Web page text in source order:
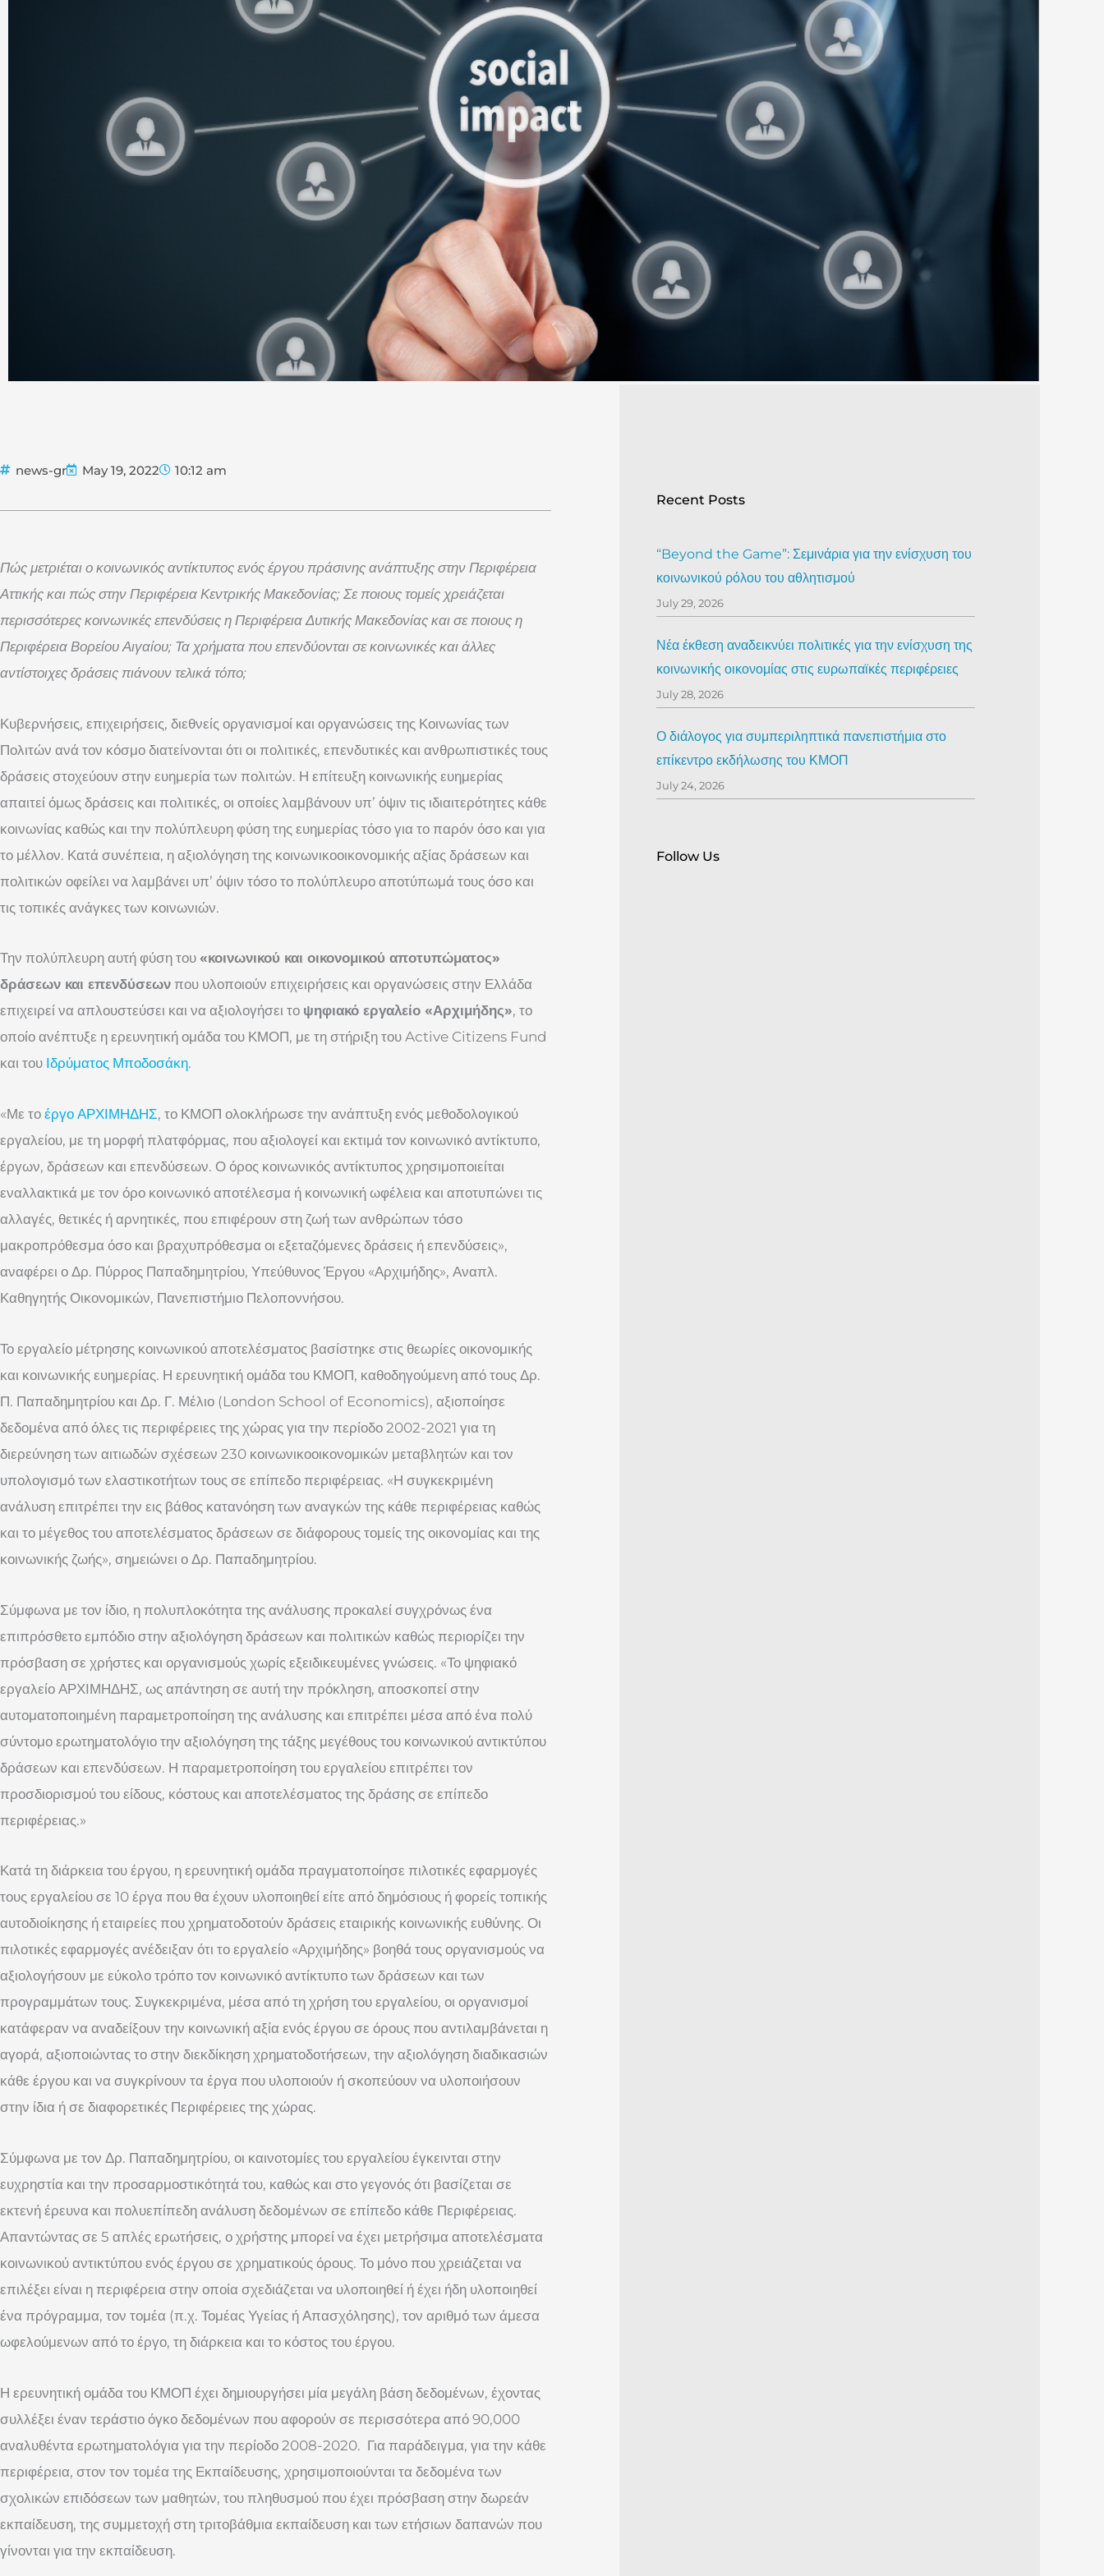
news-gr May 19, 2022 10:12 am
Πώς μετριέται ο κοινωνικός αντίκτυπος ενός έργου πράσινης ανάπτυξης στην Περιφέρεια
Αττικής και πώς στην Περιφέρεια Κεντρικής Μακεδονίας; Σε ποιους τομείς χρειάζεται
περισσότερες κοινωνικές επενδύσεις η Περιφέρεια Δυτικής Μακεδονίας και σε ποιους η
Περιφέρεια Βορείου Αιγαίου; Τα χρήματα που επενδύονται σε κοινωνικές και άλλες
αντίστοιχες δράσεις πιάνουν τελικά τόπο;
Κυβερνήσεις, επιχειρήσεις, διεθνείς οργανισμοί και οργανώσεις της Κοινωνίας των
Πολιτών ανά τον κόσμο διατείνονται ότι οι πολιτικές, επενδυτικές και ανθρωπιστικές τους
δράσεις στοχεύουν στην ευημερία των πολιτών. Η επίτευξη κοινωνικής ευημερίας
απαιτεί όμως δράσεις και πολιτικές, οι οποίες λαμβάνουν υπ’ όψιν τις ιδιαιτερότητες κάθε
κοινωνίας καθώς και την πολύπλευρη φύση της ευημερίας τόσο για το παρόν όσο και για
το μέλλον. Κατά συνέπεια, η αξιολόγηση της κοινωνικοοικονομικής αξίας δράσεων και
πολιτικών οφείλει να λαμβάνει υπ’ όψιν τόσο το πολύπλευρο αποτύπωμά τους όσο και
τις τοπικές ανάγκες των κοινωνιών.
Την πολύπλευρη αυτή φύση του «κοινωνικού και οικονομικού αποτυπώματος»
δράσεων και επενδύσεων που υλοποιούν επιχειρήσεις και οργανώσεις στην Ελλάδα
επιχειρεί να απλουστεύσει και να αξιολογήσει το ψηφιακό εργαλείο «Αρχιμήδης», το
οποίο ανέπτυξε η ερευνητική ομάδα του ΚΜΟΠ, με τη στήριξη του Active Citizens Fund
και του Ιδρύματος Μποδοσάκη.
«Με το έργο ΑΡΧΙΜΗΔΗΣ, το ΚΜΟΠ ολοκλήρωσε την ανάπτυξη ενός μεθοδολογικού
εργαλείου, με τη μορφή πλατφόρμας, που αξιολογεί και εκτιμά τον κοινωνικό αντίκτυπο,
έργων, δράσεων και επενδύσεων. Ο όρος κοινωνικός αντίκτυπος χρησιμοποιείται
εναλλακτικά με τον όρο κοινωνικό αποτέλεσμα ή κοινωνική ωφέλεια και αποτυπώνει τις
αλλαγές, θετικές ή αρνητικές, που επιφέρουν στη ζωή των ανθρώπων τόσο
μακροπρόθεσμα όσο και βραχυπρόθεσμα οι εξεταζόμενες δράσεις ή επενδύσεις»,
αναφέρει ο Δρ. Πύρρος Παπαδημητρίου, Υπεύθυνος Έργου «Αρχιμήδης», Αναπλ.
Καθηγητής Οικονομικών, Πανεπιστήμιο Πελοποννήσου.
Το εργαλείο μέτρησης κοινωνικού αποτελέσματος βασίστηκε στις θεωρίες οικονομικής
και κοινωνικής ευημερίας. Η ερευνητική ομάδα του ΚΜΟΠ, καθοδηγούμενη από τους Δρ.
Π. Παπαδημητρίου και Δρ. Γ. Μέλιο (Lοndon School of Economics), αξιοποίησε
δεδομένα από όλες τις περιφέρειες της χώρας για την περίοδο 2002-2021 για τη
διερεύνηση των αιτιωδών σχέσεων 230 κοινωνικοοικονομικών μεταβλητών και τον
υπολογισμό των ελαστικοτήτων τους σε επίπεδο περιφέρειας. «Η συγκεκριμένη
ανάλυση επιτρέπει την εις βάθος κατανόηση των αναγκών της κάθε περιφέρειας καθώς
και το μέγεθος του αποτελέσματος δράσεων σε διάφορους τομείς της οικονομίας και της
κοινωνικής ζωής», σημειώνει ο Δρ. Παπαδημητρίου.
Σύμφωνα με τον ίδιο, η πολυπλοκότητα της ανάλυσης προκαλεί συγχρόνως ένα
επιπρόσθετο εμπόδιο στην αξιολόγηση δράσεων και πολιτικών καθώς περιορίζει την
πρόσβαση σε χρήστες και οργανισμούς χωρίς εξειδικευμένες γνώσεις. «Το ψηφιακό
εργαλείο ΑΡΧΙΜΗΔΗΣ, ως απάντηση σε αυτή την πρόκληση, αποσκοπεί στην
αυτοματοποιημένη παραμετροποίηση της ανάλυσης και επιτρέπει μέσα από ένα πολύ
σύντομο ερωτηματολόγιο την αξιολόγηση της τάξης μεγέθους του κοινωνικού αντικτύπου
δράσεων και επενδύσεων. Η παραμετροποίηση του εργαλείου επιτρέπει τον
προσδιορισμού του είδους, κόστους και αποτελέσματος της δράσης σε επίπεδο
περιφέρειας.»
Κατά τη διάρκεια του έργου, η ερευνητική ομάδα πραγματοποίησε πιλοτικές εφαρμογές
τους εργαλείου σε 10 έργα που θα έχουν υλοποιηθεί είτε από δημόσιους ή φορείς τοπικής
αυτοδιοίκησης ή εταιρείες που χρηματοδοτούν δράσεις εταιρικής κοινωνικής ευθύνης. Οι
πιλοτικές εφαρμογές ανέδειξαν ότι το εργαλείο «Αρχιμήδης» βοηθά τους οργανισμούς να
αξιολογήσουν με εύκολο τρόπο τον κοινωνικό αντίκτυπο των δράσεων και των
προγραμμάτων τους. Συγκεκριμένα, μέσα από τη χρήση του εργαλείου, οι οργανισμοί
κατάφεραν να αναδείξουν την κοινωνική αξία ενός έργου σε όρους που αντιλαμβάνεται η
αγορά, αξιοποιώντας το στην διεκδίκηση χρηματοδοτήσεων, την αξιολόγηση διαδικασιών
κάθε έργου και να συγκρίνουν τα έργα που υλοποιούν ή σκοπεύουν να υλοποιήσουν
στην ίδια ή σε διαφορετικές Περιφέρειες της χώρας.
Σύμφωνα με τον Δρ. Παπαδημητρίου, οι καινοτομίες του εργαλείου έγκεινται στην
ευχρηστία και την προσαρμοστικότητά του, καθώς και στο γεγονός ότι βασίζεται σε
εκτενή έρευνα και πολυεπίπεδη ανάλυση δεδομένων σε επίπεδο κάθε Περιφέρειας.
Απαντώντας σε 5 απλές ερωτήσεις, ο χρήστης μπορεί να έχει μετρήσιμα αποτελέσματα
κοινωνικού αντικτύπου ενός έργου σε χρηματικούς όρους. Το μόνο που χρειάζεται να
επιλέξει είναι η περιφέρεια στην οποία σχεδιάζεται να υλοποιηθεί ή έχει ήδη υλοποιηθεί
ένα πρόγραμμα, τον τομέα (π.χ. Τομέας Υγείας ή Απασχόλησης), τον αριθμό των άμεσα
ωφελούμενων από το έργο, τη διάρκεια και το κόστος του έργου.
Η ερευνητική ομάδα του ΚΜΟΠ έχει δημιουργήσει μία μεγάλη βάση δεδομένων, έχοντας
συλλέξει έναν τεράστιο όγκο δεδομένων που αφορούν σε περισσότερα από 90,000
αναλυθέντα ερωτηματολόγια για την περίοδο 2008-2020. Για παράδειγμα, για την κάθε
περιφέρεια, στον τον τομέα της Εκπαίδευσης, χρησιμοποιούνται τα δεδομένα των
σχολικών επιδόσεων των μαθητών, του πληθυσμού που έχει πρόσβαση στην δωρεάν
εκπαίδευση, της συμμετοχή στη τριτοβάθμια εκπαίδευση και των ετήσιων δαπανών που
γίνονται για την εκπαίδευση.
Recent Posts
“Beyond the Game”: Σεμινάρια για την ενίσχυση του
κοινωνικού ρόλου του αθλητισμού
July 29, 2026
Νέα έκθεση αναδεικνύει πολιτικές για την ενίσχυση της
κοινωνικής οικονομίας στις ευρωπαϊκές περιφέρειες
July 28, 2026
Ο διάλογος για συμπεριληπτικά πανεπιστήμια στο
επίκεντρο εκδήλωσης του ΚΜΟΠ
July 24, 2026
Follow Us